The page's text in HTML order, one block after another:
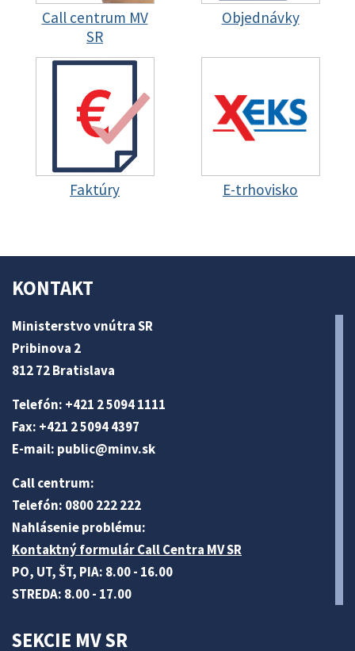
Call centrum MV
SR
Objednávky
Faktúry E-trhovisko
KONTAKT
Ministerstvo vnútra SR
Pribinova 2
812 72 Bratislava
Telefón: +421 2 5094 1111
Fax: +421 2 5094 4397
E-mail: public@minv.sk
Call centrum:
Telefón: 0800 222 222
Nahlásenie problému:
Kontaktný formulár Call Centra MV SR
PO, UT, ŠT, PIA: 8.00 - 16.00
STREDA: 8.00 - 17.00
SEKCIE MV SR